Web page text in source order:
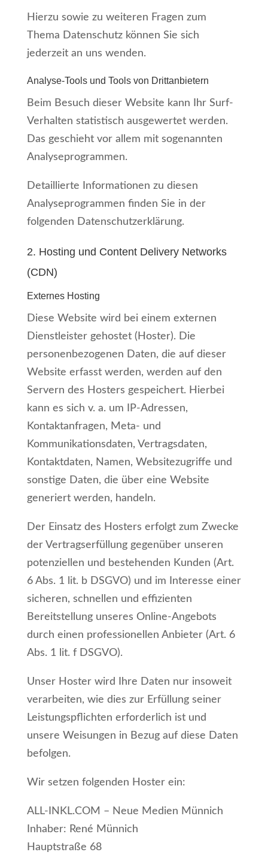
Hierzu sowie zu weiteren Fragen zum
Thema Datenschutz können Sie sich
jederzeit an uns wenden.
Analyse-Tools und Tools von Dritt­anbietern
Beim Besuch dieser Website kann Ihr Surf-
Verhalten statistisch ausgewertet werden.
Das geschieht vor allem mit sogenannten
Analyseprogrammen.
Detaillierte Informationen zu diesen
Analyseprogrammen finden Sie in der
folgenden Datenschutzerklärung.
2. Hosting und Content Delivery Networks
(CDN)
Externes Hosting
Diese Website wird bei einem externen
Dienstleister gehostet (Hoster). Die
personenbezogenen Daten, die auf dieser
Website erfasst werden, werden auf den
Servern des Hosters gespeichert. Hierbei
kann es sich v. a. um IP-Adressen,
Kontaktanfragen, Meta- und
Kommunikationsdaten, Vertragsdaten,
Kontaktdaten, Namen, Websitezugriffe und
sonstige Daten, die über eine Website
generiert werden, handeln.
Der Einsatz des Hosters erfolgt zum Zwecke
der Vertragserfüllung gegenüber unseren
potenziellen und bestehenden Kunden (Art.
6 Abs. 1 lit. b DSGVO) und im Interesse einer
sicheren, schnellen und effizienten
Bereitstellung unseres Online-Angebots
durch einen professionellen Anbieter (Art. 6
Abs. 1 lit. f DSGVO).
Unser Hoster wird Ihre Daten nur insoweit
verarbeiten, wie dies zur Erfüllung seiner
Leistungspflichten erforderlich ist und
unsere Weisungen in Bezug auf diese Daten
befolgen.
Wir setzen folgenden Hoster ein:
ALL-INKL.COM – Neue Medien Münnich
Inhaber: René Münnich
Hauptstraße 68